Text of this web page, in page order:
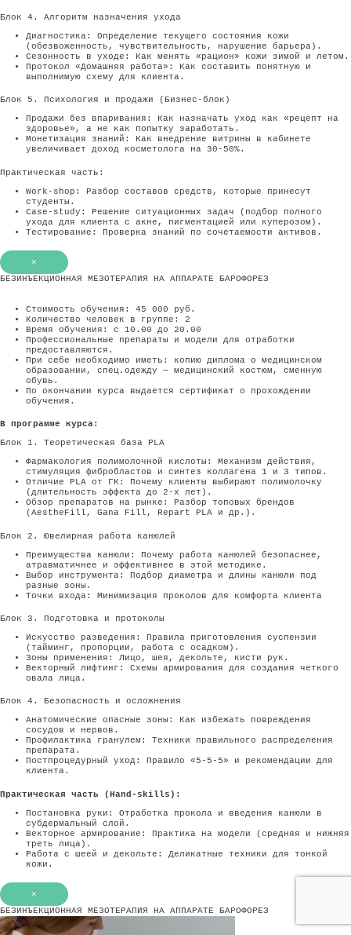
Блок 4. Алгоритм назначения ухода
Диагностика: Определение текущего состояния кожи
(обезвоженность, чувствительность, нарушение барьера).
Сезонность в уходе: Как менять «рацион» кожи зимой и летом.
Протокол «Домашняя работа»: Как составить понятную и
выполнимую схему для клиента.
Блок 5. Психология и продажи (Бизнес-блок)
Продажи без впаривания: Как назначать уход как «рецепт на
здоровье», а не как попытку заработать.
Монетизация знаний: Как внедрение витрины в кабинете
увеличивает доход косметолога на 30-50%.
Практическая часть:
Work-shop: Разбор составов средств, которые принесут
студенты.
Case-study: Решение ситуационных задач (подбор полного
ухода для клиента с акне, пигментацией или куперозом).
Тестирование: Проверка знаний по сочетаемости активов.
×
БЕЗИНЪЕКЦИОННАЯ МЕЗОТЕРАПИЯ НА АППАРАТЕ БАРОФОРЕЗ
Стоимость обучения: 45 000 руб.
Количество человек в группе: 2
Время обучения: с 10.00 до 20.00
Профессиональные препараты и модели для отработки
предоставляются.
При себе необходимо иметь: копию диплома о медицинском
образовании, спец.одежду — медицинский костюм, сменную
обувь.
По окончании курса выдается сертификат о прохождении
обучения.
В программе курса:
Блок 1. Теоретическая база PLA
Фармакология полимолочной кислоты: Механизм действия,
стимуляция фибробластов и синтез коллагена 1 и 3 типов.
Отличие PLA от ГК: Почему клиенты выбирают полимолочку
(длительность эффекта до 2-х лет).
Обзор препаратов на рынке: Разбор топовых брендов
(AestheFill, Gana Fill, Repart PLA и др.).
Блок 2. Ювелирная работа канюлей
Преимущества канюли: Почему работа канюлей безопаснее,
атравматичнее и эффективнее в этой методике.
Выбор инструмента: Подбор диаметра и длины канюли под
разные зоны.
Точки входа: Минимизация проколов для комфорта клиента
Блок 3. Подготовка и протоколы
Искусство разведения: Правила приготовления суспензии
(тайминг, пропорции, работа с осадком).
Зоны применения: Лицо, шея, декольте, кисти рук.
Векторный лифтинг: Схемы армирования для создания четкого
овала лица.
Блок 4. Безопасность и осложнения
Анатомические опасные зоны: Как избежать повреждения
сосудов и нервов.
Профилактика гранулем: Техники правильного распределения
препарата.
Постпроцедурный уход: Правило «5-5-5» и рекомендации для
клиента.
Практическая часть (Hand-skills):
Постановка руки: Отработка прокола и введения канюли в
субдермальный слой.
Векторное армирование: Практика на модели (средняя и нижняя
треть лица).
Работа с шеей и декольте: Деликатные техники для тонкой
кожи.
×
БЕЗИНЪЕКЦИОННАЯ МЕЗОТЕРАПИЯ НА АППАРАТЕ БАРОФОРЕЗ